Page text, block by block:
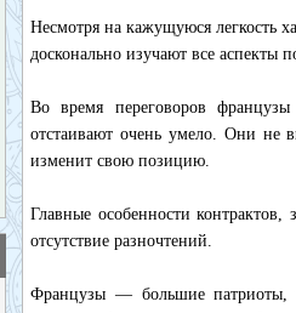
Несмотря на кажущуюся легкость
досконально изучают все аспекты
Во время переговоров
отстаивают очень умело. Они не
изменит свою позицию.
Главные особенности
отсутствие разночтений.
Французы — большие патриоты,